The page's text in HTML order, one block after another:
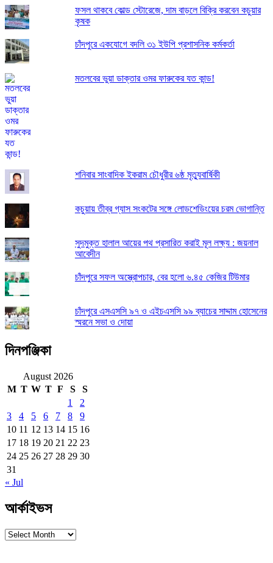
ফসল থাকবে কোল্ড স্টোরেজে, দাম বাড়লে বিক্রি করবেন কচুয়ার
কৃষক
চাঁদপুরে একযোগে বদলি ৩১ ইউপি প্রশাসনিক কর্মকর্তা
মতলবের ভুয়া ডাক্তার ওমর ফারুকের যত কান্ড!
শনিবার সাংবাদিক ইকরাম চৌধুরীর ৬ষ্ঠ মৃত্যুবার্ষিকী
কচুয়ায় তীব্র গ্যাস সংকটের সঙ্গে লোডশেডিংয়ের চরম ভোগান্তি
সুদমুক্ত হালাল আয়ের পথ প্রসারিত করাই মূল লক্ষ্য : জয়নাল
আবেদীন
চাঁদপুরে সফল অস্ত্রোপচার, বের হলো ৬.৪৫ কেজির টিউমার
চাঁদপুরে এসএসসি ৯৭ ও এইচএসসি ৯৯ ব্যাচের সাদ্দাম হোসেনের
স্মরনে সভা ও দোয়া
দিনপঞ্জিকা
August 2026
M T W T F S
S
1
2
3
4 5 6 7 8
9
10 11 12 13 14 15 16
17 18 19 20 21 22 23
24 25 26 27 28 29 30
31
« Jul
আর্কাইভস
আর্কাইভস